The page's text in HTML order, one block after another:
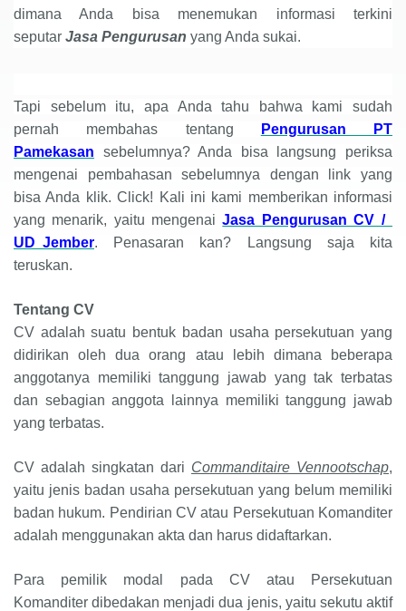
dimana Anda bisa menemukan informasi terkini
seputar Jasa Pengurusan yang Anda sukai.
Tapi sebelum itu, apa Anda tahu bahwa kami sudah
pernah membahas tentang
Pengurusan PT
Pamekasan
sebelumnya? Anda bisa langsung periksa
mengenai pembahasan sebelumnya dengan link yang
bisa Anda klik. Click! Kali ini kami memberikan informasi
yang menarik, yaitu mengenaiJasa Pengurusan CV /
UD Jember. Penasaran kan? Langsung saja kita
teruskan.
Tentang CV
CV adalah suatu bentuk badan usaha persekutuan yang
didirikan oleh dua orang atau lebih dimana beberapa
anggotanya memiliki tanggung jawab yang tak terbatas
dan sebagian anggota lainnya memiliki tanggung jawab
yang terbatas.
CV adalah singkatan dari Commanditaire Vennootschap,
yaitu jenis badan usaha persekutuan yang belum memiliki
badan hukum. Pendirian CV atau Persekutuan Komanditer
adalah menggunakan akta dan harus didaftarkan.
Para pemilik modal pada CV atau Persekutuan
Komanditer dibedakan menjadi dua jenis, yaitu sekutu aktif